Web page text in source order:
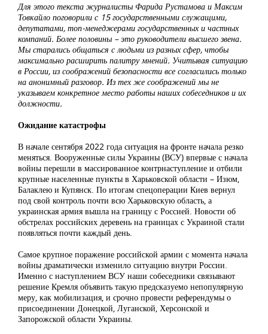
Для этого текста журналисты Фарида Рустамова и Максим
Товкайло поговорили с 15 государственными служащими,
депутатами, топ-менеджерами государственных и частных
компаний. Более половины – это руководители высшего звена.
Мы старались общаться с людьми из разных сфер, чтобы
максимально расширить палитру мнений. Учитывая ситуацию
в России, из соображений безопасности все согласились только
на анонимный разговор. Из тех же соображений мы не
указываем конкретное место работы наших собеседников и их
должности.
Ожидание катастрофы
В начале сентября 2022 года ситуация на фронте начала резко
меняться. Вооруженные силы Украины (ВСУ) впервые с начала
войны перешли в массированное контрнаступление и отбили
крупные населенные пункты в Харьковской области – Изюм,
Балаклею и Купянск. По итогам спецоперации Киев вернул
под свой контроль почти всю Харьковскую область, а
украинская армия вышла на границу с Россией. Новости об
обстрелах российских деревень на границах с Украиной стали
появляться почти каждый день.
Самое крупное поражение российской армии с момента начала
войны драматически изменило ситуацию внутри России.
Именно с наступлением ВСУ наши собеседники связывают
решение Кремля объявить такую предсказуемо непопулярную
меру, как мобилизация, и срочно провести референдумы о
присоединении Донецкой, Луганской, Херсонской и
Запорожской области Украины.